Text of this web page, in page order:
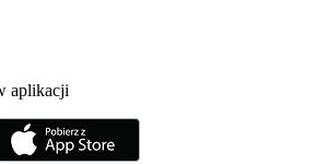
aplikacji